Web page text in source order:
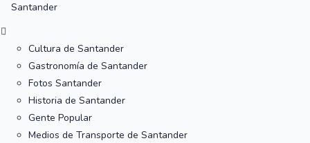
Santander
Cultura de Santander
Gastronomía de Santander
Fotos Santander
Historia de Santander
Gente Popular
Medios de Transporte de Santander